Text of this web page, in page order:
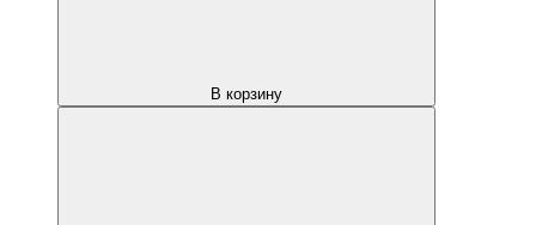
В корзину